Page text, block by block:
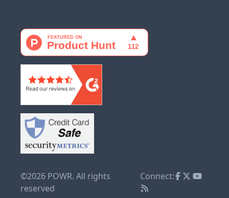
©2026 POWR. All rights
reserved
Connect: